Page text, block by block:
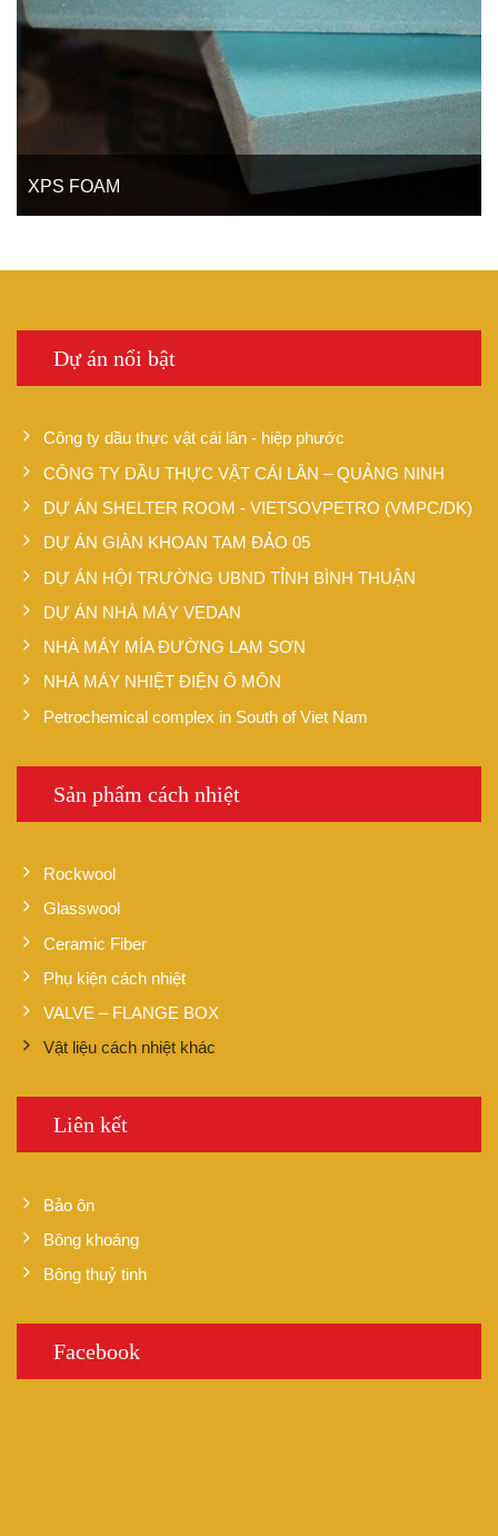
XPS FOAM
Dự án nổi bật
Công ty dầu thực vật cái lân - hiệp phước
CÔNG TY DẦU THỰC VẬT CÁI LÂN – QUẢNG NINH
DỰ ÁN SHELTER ROOM - VIETSOVPETRO (VMPC/DK)
DỰ ÁN GIÀN KHOAN TAM ĐẢO 05
DỰ ÁN HỘI TRƯỜNG UBND TỈNH BÌNH THUẬN
DỰ ÁN NHÀ MÁY VEDAN
NHÀ MÁY MÍA ĐƯỜNG LAM SƠN
NHÀ MÁY NHIỆT ĐIỆN Ô MÔN
Petrochemical complex in South of Viet Nam
Sản phẩm cách nhiệt
Rockwool
Glasswool
Ceramic Fiber
Phụ kiện cách nhiệt
VALVE – FLANGE BOX
Vật liệu cách nhiệt khác
Liên kết
Bảo ôn
Bông khoáng
Bông thuỷ tinh
Facebook